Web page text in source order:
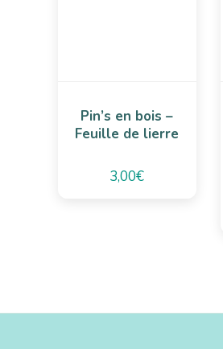
Pin’s en bois –
Feuille de lierre
3,00€